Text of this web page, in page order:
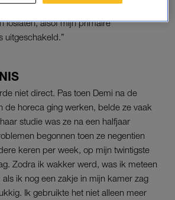
loslaten, alsof mijn primaire
uitgeschakeld.”
niet direct. Pas toen Demi na de
de horeca ging werken, belde ze vaak
studie was ze na een halfjaar
begonnen toen ze negentien
keren per week, op mijn twintigste
Zodra ik wakker werd, was ik meteen
ik nog een zakje in mijn kamer zag
Ik gebruikte het niet alleen meer